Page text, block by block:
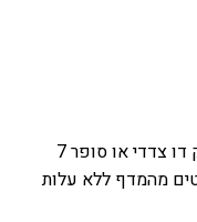
צדדי או סופר 7
מהמדף ללא עלות